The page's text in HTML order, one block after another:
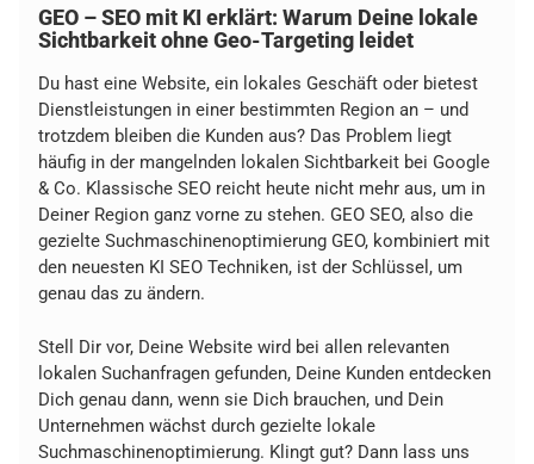
GEO – SEO mit KI erklärt: Warum Deine lokale
Sichtbarkeit ohne Geo-Targeting leidet
Du hast eine Website, ein lokales Geschäft oder bietest
Dienstleistungen in einer bestimmten Region an – und
trotzdem bleiben die Kunden aus? Das Problem liegt
häufig in der mangelnden lokalen Sichtbarkeit bei Google
& Co. Klassische SEO reicht heute nicht mehr aus, um in
Deiner Region ganz vorne zu stehen. GEO SEO, also die
gezielte Suchmaschinenoptimierung GEO, kombiniert mit
den neuesten KI SEO Techniken, ist der Schlüssel, um
genau das zu ändern.
Stell Dir vor, Deine Website wird bei allen relevanten
lokalen Suchanfragen gefunden, Deine Kunden entdecken
Dich genau dann, wenn sie Dich brauchen, und Dein
Unternehmen wächst durch gezielte lokale
Suchmaschinenoptimierung. Klingt gut? Dann lass uns